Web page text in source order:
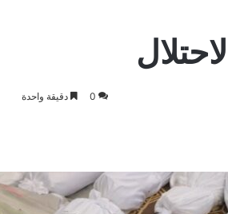
0 دقيقة واحدة